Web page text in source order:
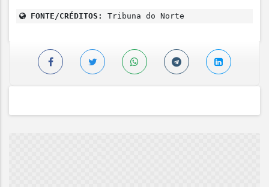
FONTE/CRÉDITOS: Tribuna do Norte